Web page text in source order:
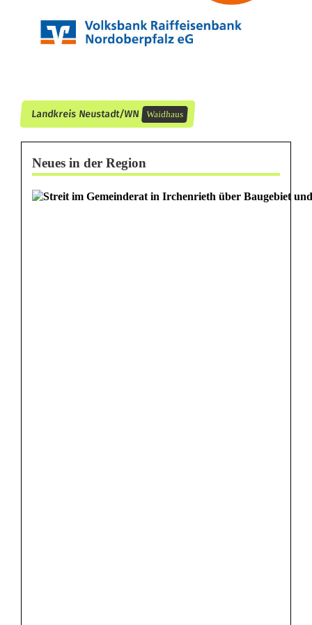
Landkreis Neustadt/WN Waidhaus
Neues in der Region